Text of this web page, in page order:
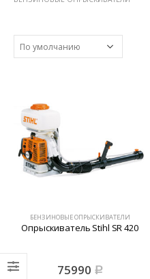
БЕНЗИНОВЫЕ ОПРЫСКИВАТЕЛИ
Опрыскиватель Stihl SR 420
75990 Р